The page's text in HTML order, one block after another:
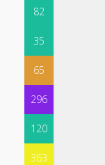
82
35
65
296
120
363